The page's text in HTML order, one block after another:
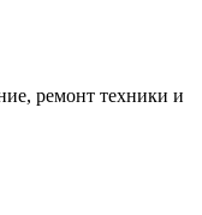
ремонт техники и